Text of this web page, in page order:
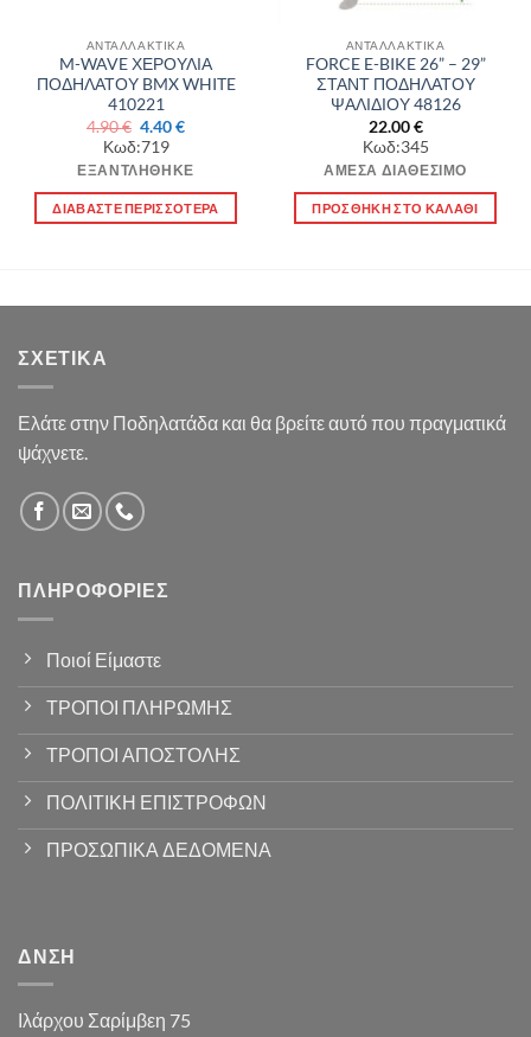
ΑΝΤΑΛΛΑΚΤΙΚΑ
M-WAVE ΧΕΡΟΥΛΙΑ
ΠΟΔΗΛΑΤΟΥ BMX WHITE
410221
4.90€ Original
price
was:
4.90 €.
4.40€Η
είναι:
Κωδ:719
ΕΞΑΝΤΛΉΘΗΚΕ
ΔΙΑΒΆΣΤΕ ΠΕΡΙΣΣΌΤΕΡΑ
ΑΝΤΑΛΛΑΚΤΙΚΑ
FORCE E-BIKE 26” – 29”
ΣΤΑΝΤ ΠΟΔΗΛΑΤΟΥ
ΨΑΛΙΔΙΟΥ 48126
22.00€
Κωδ:345
ΆΜΕΣΑ ΔΙΑΘΈΣΙΜΟ
ΠΡΟΣΘΉΚΗ ΣΤΟ ΚΑΛΆΘΙ
ΣΧΕΤΙΚΆ
Ελάτε στην Ποδηλατάδα και θα βρείτε αυτό που πραγματικά
ψάχνετε.
ΠΛΗΡΟΦΟΡΊΕΣ
Ποιοί Είμαστε
ΤΡΟΠΟΙ ΠΛΗΡΩΜΗΣ
ΤΡΟΠΟΙ ΑΠΟΣΤΟΛΗΣ
ΠΟΛΙΤΙΚΗ ΕΠΙΣΤΡΟΦΩΝ
ΠΡΟΣΩΠΙΚΑ ΔΕΔΟΜΕΝΑ
ΔΝΣΗ
Ιλάρχου Σαρίμβεη 75